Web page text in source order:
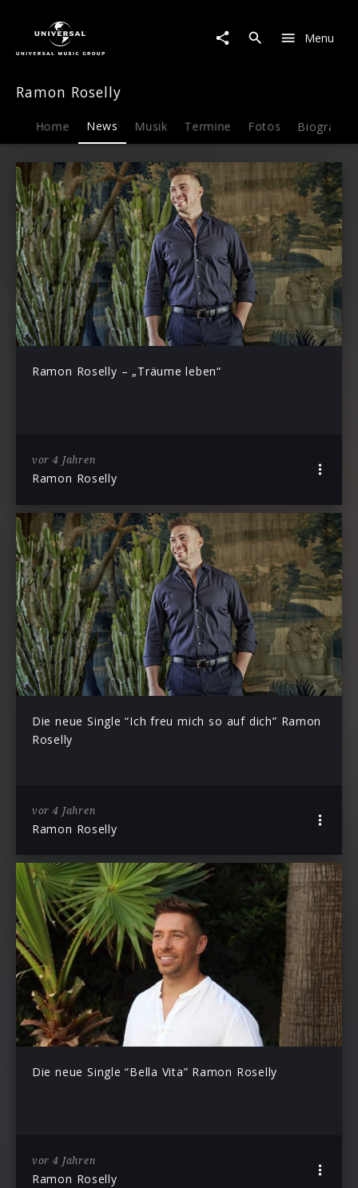
News
Menu
Ramon Roselly
Home News Musik Termine Fotos Biografie
Ramon Roselly – „Träume leben“
vor 4 Jahren
Ramon Roselly
Die neue Single “Ich freu mich so auf dich” Ramon
Roselly
vor 4 Jahren
Ramon Roselly
Die neue Single “Bella Vita” Ramon Roselly
vor 4 Jahren
Ramon Roselly